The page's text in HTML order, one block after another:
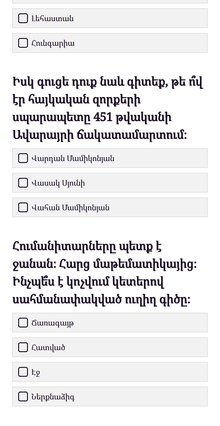
Լեհաստան
Հունգարիա
Իսկ գուցե դուք նաև գիտեք, թե ո՞վ
էր հայկական զորքերի
սպարապետը 451 թվականի
Ավարայրի ճակատամարտում։
Վարդան Մամիկոնյան
Վասակ Սյունի
Վահան Մամիկոնյան
Հումանիտարները պետք է
ջանան։ Հարց մաթեմատիկայից։
Ինչպե՞ս է կոչվում կետերով
սահմանափակված ուղիղ գիծը։
Ճառագայթ
Հատված
Էջ
Ներքնաձիգ